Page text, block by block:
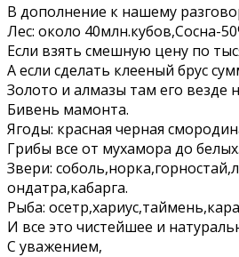
В дополнение к нашему
Лес: около 40млн.кубов,Сосна-
Если взять смешную цену по
А если сделать клееный брус
Золото и алмазы там его везде
Бивень мамонта.
Ягоды: красная черная
Грибы все от мухамора до белых.
Звери:
ондатра,кабарга.
Рыба:
И все это чистейшее и
С уважением,